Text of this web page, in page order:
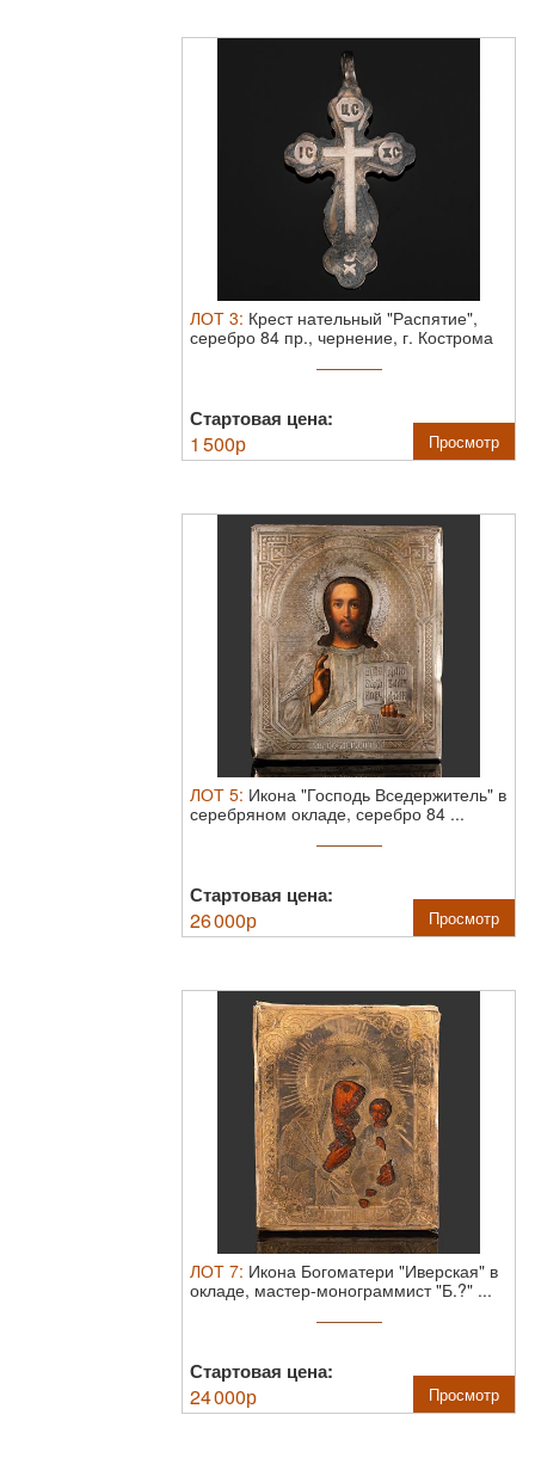
ЛОТ 3: Крест нательный "Распятие",
серебро 84 пр., чернение, г. Кострома
Стартовая цена:
1 500р Просмотр
ЛОТ 5: Икона "Господь Вседержитель" в
серебряном окладе, серебро 84 ...
Стартовая цена:
26 000р Просмотр
ЛОТ 7: Икона Богоматери "Иверская" в
окладе, мастер-монограммист "Б.?" ...
Стартовая цена:
24 000р Просмотр